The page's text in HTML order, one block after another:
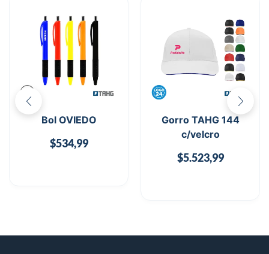
Bol OVIEDO
$534,99
Gorro TAHG 144
c/velcro
$5.523,99